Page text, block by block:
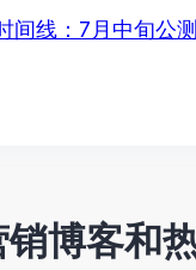
间线：7月中旬公
博客和